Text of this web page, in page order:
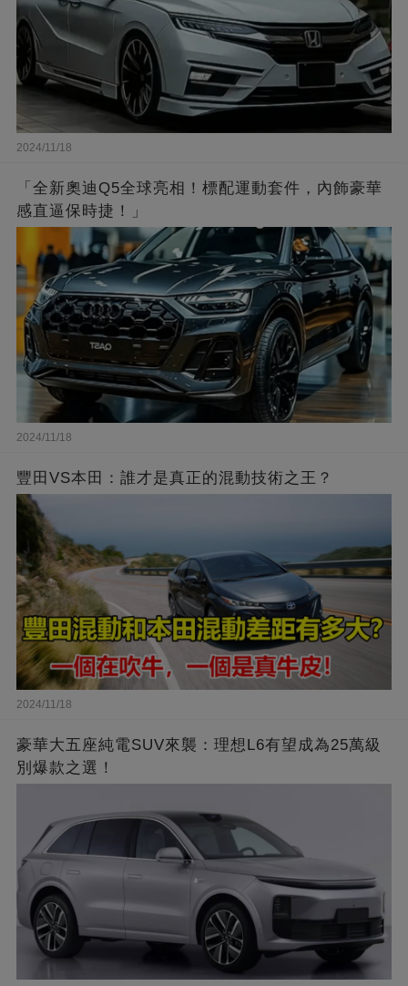
2024/11/18
「全新奧迪Q5全球亮相！標配運動套件，內飾豪華
感直逼保時捷！」
2024/11/18
豐田VS本田：誰才是真正的混動技術之王？
2024/11/18
豪華大五座純電SUV來襲：理想L6有望成為25萬級
別爆款之選！